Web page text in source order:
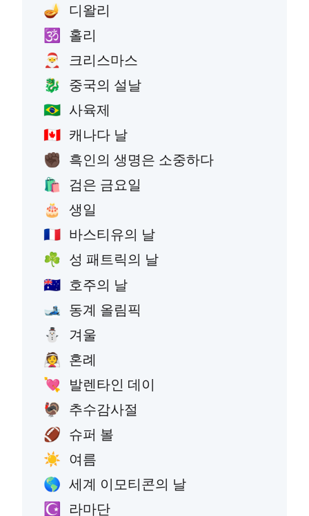
🪔 디왈리
🕉️ 홀리
🎅 크리스마스
🐉 중국의 설날
🇧🇷 사육제
🇨🇦 캐나다 날
✊🏿 흑인의 생명은 소중하다
🛍️ 검은 금요일
🎂 생일
🇫🇷 바스티유의 날
☘️ 성 패트릭의 날
🇦🇺 호주의 날
🎿 동계 올림픽
⛄ 겨울
👰 혼례
💘 발렌타인 데이
🦃 추수감사절
🏈 슈퍼 볼
☀️ 여름
🌎 세계 이모티콘의 날
☪️ 라마단